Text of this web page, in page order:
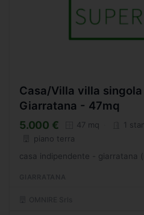
Casa/Villa villa
Giarratana - 47mq
5.000 € 47 mq 1
piano terra
casa indipendente - giarratana